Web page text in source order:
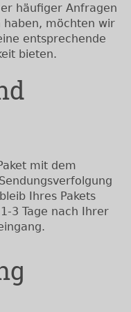
häufiger Anfragen
möchten wir
entsprechende
bieten.
mit dem
Ihres Pakets
3 Tage nach Ihrer